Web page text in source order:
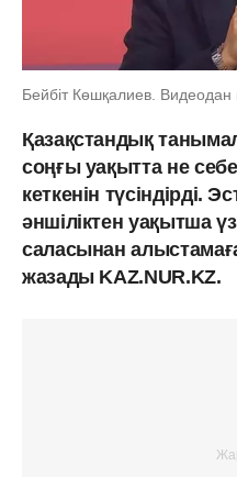
Бейбіт Көшқалиев.
Қазақстандық
соңғы уақытта не
кеткенін түсіндірді.
әншіліктен уақытша
саласынан
жазады KAZ.NUR.KZ.